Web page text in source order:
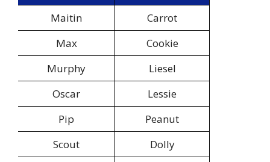
Maitin
Carrot
Max
Cookie
Murphy
Liesel
Oscar
Lessie
Pip
Peanut
Scout
Dolly